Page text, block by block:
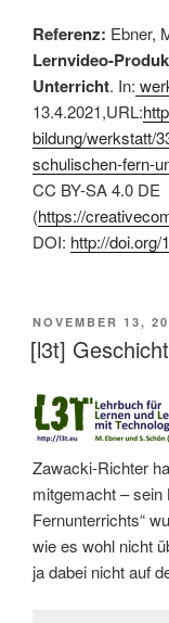
Referenz: Ebner,
Lernvideo-
Unterricht. In:
13.4.2021,URL:
bildung/werkstatt/
schulischen-fern-
CC BY-SA 4.0 DE
(https://
DOI: http://doi.org/
VERÖFFENTLICHT
AM
NOVEMBER 13,
[l3t]
Zawacki-Richter
mitgemacht – sein
Fernunterrichts“
wie es wohl nicht
ja dabei nicht auf